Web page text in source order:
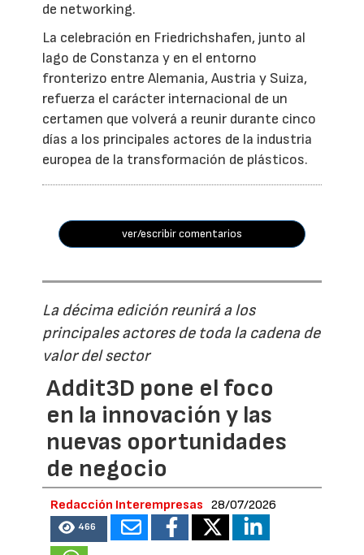
de networking.
La celebración en Friedrichshafen, junto al
lago de Constanza y en el entorno
fronterizo entre Alemania, Austria y Suiza,
refuerza el carácter internacional de un
certamen que volverá a reunir durante cinco
días a los principales actores de la industria
europea de la transformación de plásticos.
ver/escribir comentarios
La décima edición reunirá a los
principales actores de toda la cadena de
valor del sector
Addit3D pone el foco
en la innovación y las
nuevas oportunidades
de negocio
Redacción Interempresas 28/07/2026
466